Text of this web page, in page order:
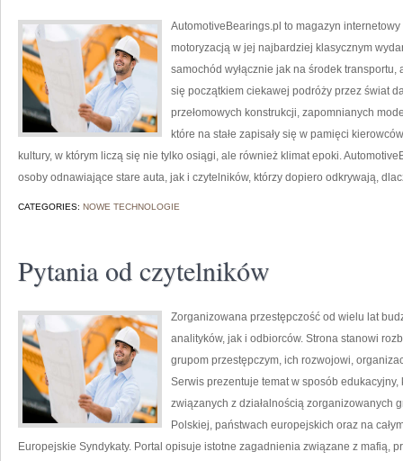
AutomotiveBearings.pl to magazyn
motoryzacją w jej najbardziej klasycznym
samochód wyłącznie jak na środek
się początkiem ciekawej podróży przez świat
przełomowych konstrukcji, zapomnianych
które na stałe zapisały się w pamięci
kultury, w którym liczą się nie tylko osiągi, ale również klimat epoki.
osoby odnawiające stare auta, jak i czytelników, którzy dopiero odkrywają,
CATEGORIES: NOWE TECHNOLOGIE
Pytania od czytelników
Zorganizowana przestępczość od wielu lat
analityków, jak i odbiorców. Strona stanowi
grupom przestępczym, ich rozwojowi,
Serwis prezentuje temat w sposób
związanych z działalnością zorganizowanych
Polskiej, państwach europejskich oraz na
Europejskie Syndykaty. Portal opisuje istotne zagadnienia związane z mafią,